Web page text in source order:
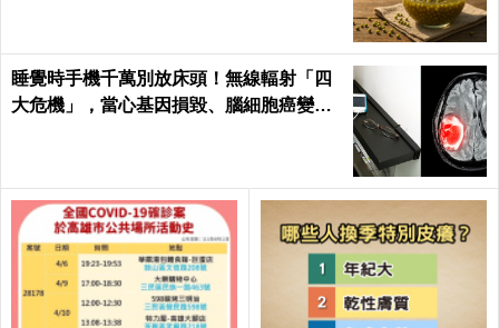
睡覺時手機千萬別放床頭！無線輻射「四
大危機」，當心基因損毀、腦細胞癌變！